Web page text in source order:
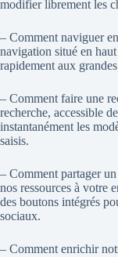
modifier librement les
– Comment naviguer
navigation situé en
rapidement aux
– Comment faire une
recherche, accessible
instantanément les
saisis.
– Comment partager
nos ressources à votre
des boutons intégrés
sociaux.
– Comment enrichir